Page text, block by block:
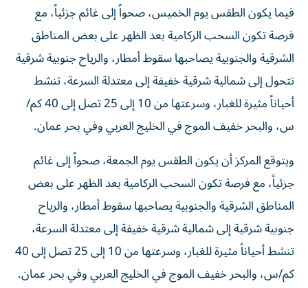
فيما يكون الطقس يوم الخميس، صحواً إلى غائم جزئياً، مع
فرصة تكون السحب الركامية بعد الظهر على بعض المناطق
الشرقية والجنوبية يصاحبها سقوط أمطار، والرياح جنوبية شرقية
تتحول إلى شمالية شرقية خفيفة إلى معتدلة السرعة، تنشط
أحياناً مثيرة للغبار، وسرعتها من 10 إلى 25 تصل إلى 40 كم/
س، والبحر خفيف الموج في الخليج العربي وفي بحر عمان.
ويتوقع المركز أن يكون الطقس يوم الجمعة، صحواً إلى غائم
جزئياً، مع فرصة تكون السحب الركامية بعد الظهر على بعض
المناطق الشرقية والجنوبية يصاحبها سقوط أمطار، والرياح
جنوبية شرقية إلى شمالية شرقية خفيفة إلى معتدلة السرعة،
تنشط أحياناً مثيرة للغبار، وسرعتها من 10 إلى 25 تصل إلى 40
كم/س، والبحر خفيف الموج في الخليج العربي وفي بحر عمان.